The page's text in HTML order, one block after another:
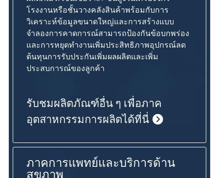
โรงงานหรือชั้นวางคลังสินค้าพร้อมกับการ
วิเคราะห์ข้อมูลขนาดใหญ่และการสร้างแบบ
จำลองการคาดการณ์สามารถป้องกันข้อบกพร่อง
และการหยุดทำงานเพิ่มประสิทธิภาพอุปกรณ์ลด
ต้นทุนการรับประกันเพิ่มผลผลิตและเพิ่ม
ประสบการณ์ของลูกค้า
รับชมผลิตภัณฑ์อื่น ๆ เพื่อภาค
อุตสาหกรรมการผลิตได้ที่นี่
ภาคการแพทย์และบริการด้าน
สุขภาพ